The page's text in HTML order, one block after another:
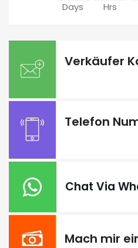
Days
Hrs
Verkäufer
Telefon
Chat Via
Mach mir